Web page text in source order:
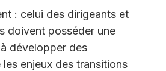
: celui des dirigeants et
doivent posséder une
développer des
enjeux des transitions